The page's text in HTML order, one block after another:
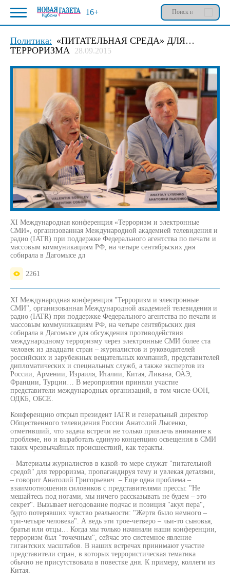
Политика: «ПИТАТЕЛЬНАЯ СРЕДА» ДЛЯ…
ТЕРРОРИЗМА 28.09.2015
XI Международная конференция «Терроризм и электронные
СМИ», организованная Международной академией телевидения и
радио (IATR) при поддержке Федерального агентства по печати и
массовым коммуникациям РФ, на четыре сентябрьских дня
собирала в Дагомысе дл
2261
XI Международная конференция "Терроризм и электронные
СМИ", организованная Международной академией телевидения и
радио (IATR) при поддержке Федерального агентства по печати и
массовым коммуникациям РФ, на четыре сентябрьских дня
собирала в Дагомысе для обсуждения противодействия
международному терроризму через электронные СМИ более ста
человек из двадцати стран – журналистов и руководителей
российских и зарубежных вещательных компаний, представителей
дипломатических и специальных служб, а также экспертов из
России, Армении, Израиля, Италии, Китая, Ливана, ОАЭ,
Франции, Турции… В мероприятии приняли участие
представители международных организаций, в том числе ООН,
ОДКБ, ОБСЕ.
Конференцию открыл президент IATR и генеральный директор
Общественного телевидения России Анатолий Лысенко,
отметивший, что задача встречи не только привлечь внимание к
проблеме, но и выработать единую концепцию освещения в СМИ
таких чрезвычайных происшествий, как теракты.
– Материалы журналистов в какой-то мере служат "питательной
средой" для терроризма, пропагандируя тему и увлекая деталями,
– говорит Анатолий Григорьевич. – Еще одна проблема –
взаимоотношения силовиков с представителями прессы: "Не
мешайтесь под ногами, мы ничего рассказывать не будем – это
секрет". Вызывает негодование подчас и позиция "акул пера",
будто потерявших чувство реальности: "Жертв было немного –
три-четыре человека". А ведь эти трое-четверо – чьи-то сыновья,
братья или отцы… Когда мы только начинали наши конференции,
терроризм был "точечным", сейчас это системное явление
гигантских масштабов. В наших встречах принимают участие
представители стран, в которых террористическая тематика
обычно не присутствовала в повестке дня. К примеру, коллеги из
Китая.
16+